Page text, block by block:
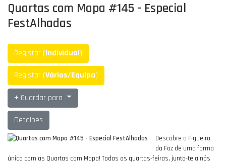
Quartas com Mapa #145 - Especial
FestAlhadas
Registar (Individual)
Registar (Vários/Equipa)
Guardar para
Detalhes
Descobre a Figueira
da Foz de uma forma
única com as Quartas com Mapa! Todas as quartas-feiras, junta-te a nós